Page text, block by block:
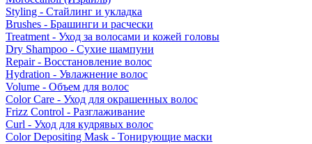
Styling - Стайлинг и укладка
Brushes - Брашинги и расчески
Treatment - Уход за волосами и кожей головы
Dry Shampoo - Сухие шампуни
Repair - Восстановление волос
Hydration - Увлажнение волос
Volume - Объем для волос
Color Care - Уход для окрашенных волос
Frizz Control - Разглаживание
Curl - Уход для кудрявых волос
Color Depositing Mask - Тонирующие маски